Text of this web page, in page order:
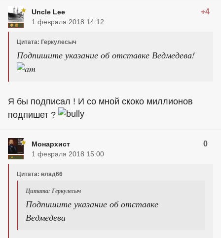
Uncle Lee +4
1 февраля 2018 14:12
Цитата: Геркулесыч
Подпишите указание об отставке Ведмедева!
Я бы подписал ! И со мной скоко миллионов
подпишет ?
Монархист 0
1 февраля 2018 15:00
Цитата: влад66
Цитата: Геркулесыч
Подпишите указание об отставке
Ведмедева